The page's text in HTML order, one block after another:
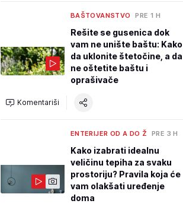
BAŠTOVANSTVO PRE 1 H
Rešite se gusenica dok
vam ne unište baštu: Kako
da uklonite štetočine, a da
ne oštetite baštu i
oprašivače
Komentariši
ENTERIJER OD A DO Ž PRE 3 H
Kako izabrati idealnu
veličinu tepiha za svaku
prostoriju? Pravila koja će
vam olakšati uređenje
doma